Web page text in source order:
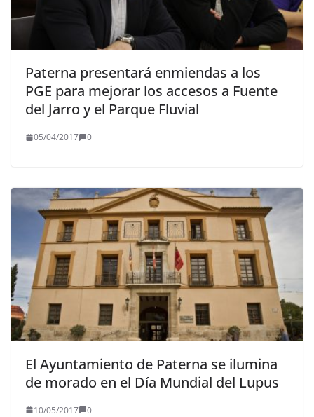
Paterna presentará enmiendas a los
PGE para mejorar los accesos a Fuente
del Jarro y el Parque Fluvial
05/04/2017 0
El Ayuntamiento de Paterna se ilumina
de morado en el Día Mundial del Lupus
10/05/2017 0